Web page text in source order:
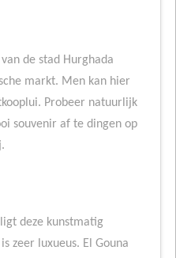
de stad Hurghada
markt. Men kan hier
Probeer natuurlijk
souvenir af te dingen op
deze kunstmatig
zeer luxueus. El Gouna